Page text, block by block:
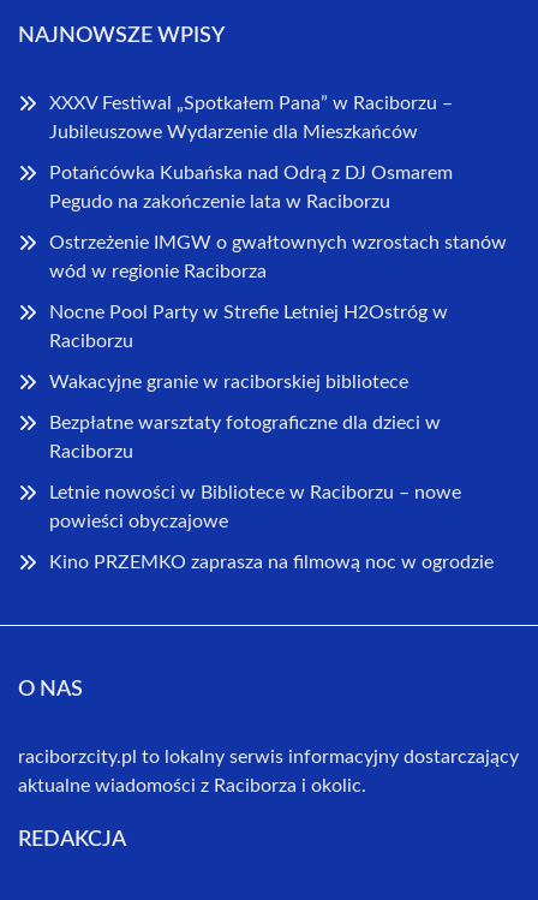
NAJNOWSZE WPISY
XXXV Festiwal „Spotkałem Pana” w Raciborzu –
Jubileuszowe Wydarzenie dla Mieszkańców
Potańcówka Kubańska nad Odrą z DJ Osmarem
Pegudo na zakończenie lata w Raciborzu
Ostrzeżenie IMGW o gwałtownych wzrostach stanów
wód w regionie Raciborza
Nocne Pool Party w Strefie Letniej H2Ostróg w
Raciborzu
Wakacyjne granie w raciborskiej bibliotece
Bezpłatne warsztaty fotograficzne dla dzieci w
Raciborzu
Letnie nowości w Bibliotece w Raciborzu – nowe
powieści obyczajowe
Kino PRZEMKO zaprasza na filmową noc w ogrodzie
O NAS
raciborzcity.pl to lokalny serwis informacyjny dostarczający
aktualne wiadomości z Raciborza i okolic.
REDAKCJA